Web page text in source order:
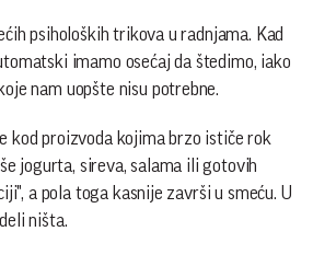
psiholoških trikova u radnjama. Kad
imamo osećaj da štedimo, iako
nam uopšte nisu potrebne.
kod proizvoda kojima brzo ističe rok
jogurta, sireva, salama ili gotovih
a pola toga kasnije završi u smeću. U
ništa.